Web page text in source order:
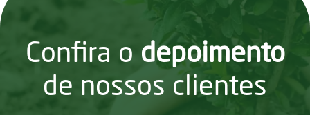
Confira o depoimento
de nossos clientes